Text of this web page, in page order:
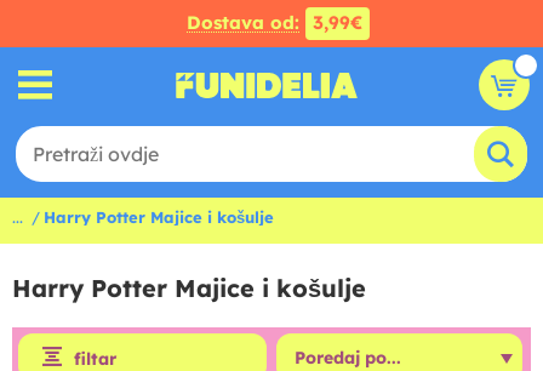
Dostava od: 3,99€
... Harry Potter Majice i košulje
Harry Potter Majice i košulje
filtar